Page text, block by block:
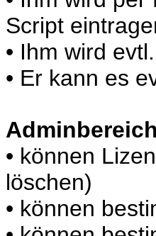
Script
• Ihm wird
• Er kann es
• können
löschen)
• können